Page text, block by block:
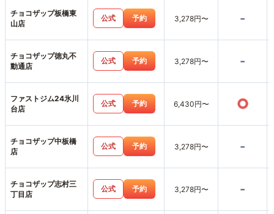
チョコザップ板橋東
山店
公式 予約 3,278円〜 -
チョコザップ徳丸不
動通店
公式 予約 3,278円〜 -
ファストジム24氷川
台店
公式 予約 6,430円〜 ○
チョコザップ中板橋
店
公式 予約 3,278円〜 -
チョコザップ志村三
丁目店
公式 予約 3,278円〜 -